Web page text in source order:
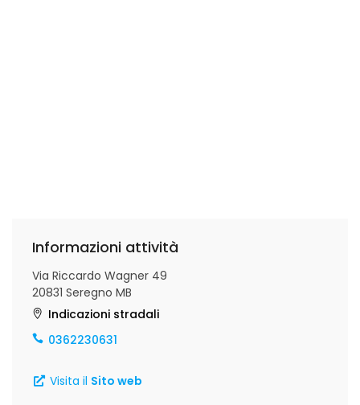
Informazioni attività
Via Riccardo Wagner 49
20831 Seregno MB
Indicazioni stradali
0362230631
Visita il Sito web